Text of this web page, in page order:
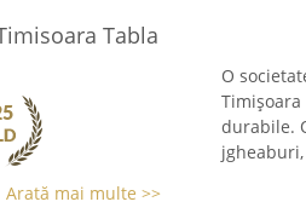
Tabla
Arată mai multe >>
O
durabile.